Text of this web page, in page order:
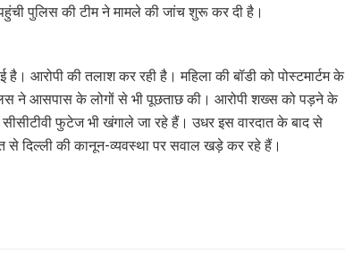
पुलिस की टीम ने मामले की जांच शुरू कर दी है।
आरोपी की तलाश कर रही है। महिला की बॉडी को पोस्टमार्टम के
ने आसपास के लोगों से भी पूछताछ की। आरोपी शख्स को पड़ने के
फुटेज भी खंगाले जा रहे हैं। उधर इस वारदात के बाद से
से दिल्ली की कानून-व्यवस्था पर सवाल खड़े कर रहे हैं।